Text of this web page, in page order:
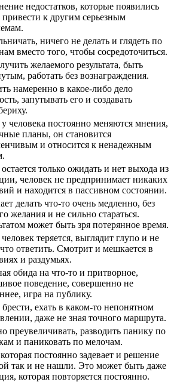
недостатков, которые появились
привести к другим серьезным
ничего не делать и глядеть по
вместо того, чтобы сосредоточиться.
желаемого результата, быть
работать без вознаграждения.
намеренно в какое-либо дело
запутывать его и создавать
у человека постоянно меняются мнения,
планы, он становится
и относится к ненадежным
только ожидать и нет выхода из
человек не предпринимает никаких
и находится в пассивном состоянии.
делать что-то очень медленно, без
желания и не сильно стараться.
может быть зря потерянное время.
теряется, выглядит глупо и не
ответить. Смотрит и мешкается в
и раздумьях.
обида на что-то и притворное,
поведение, совершенно не
игра на публику.
ехать в каком-то непонятном
даже не зная точного маршрута.
преувеличивать, разводить панику по
и паниковать по мелочам.
постоянно задевает и решение
так и не нашли. Это может быть даже
которая повторяется постоянно.